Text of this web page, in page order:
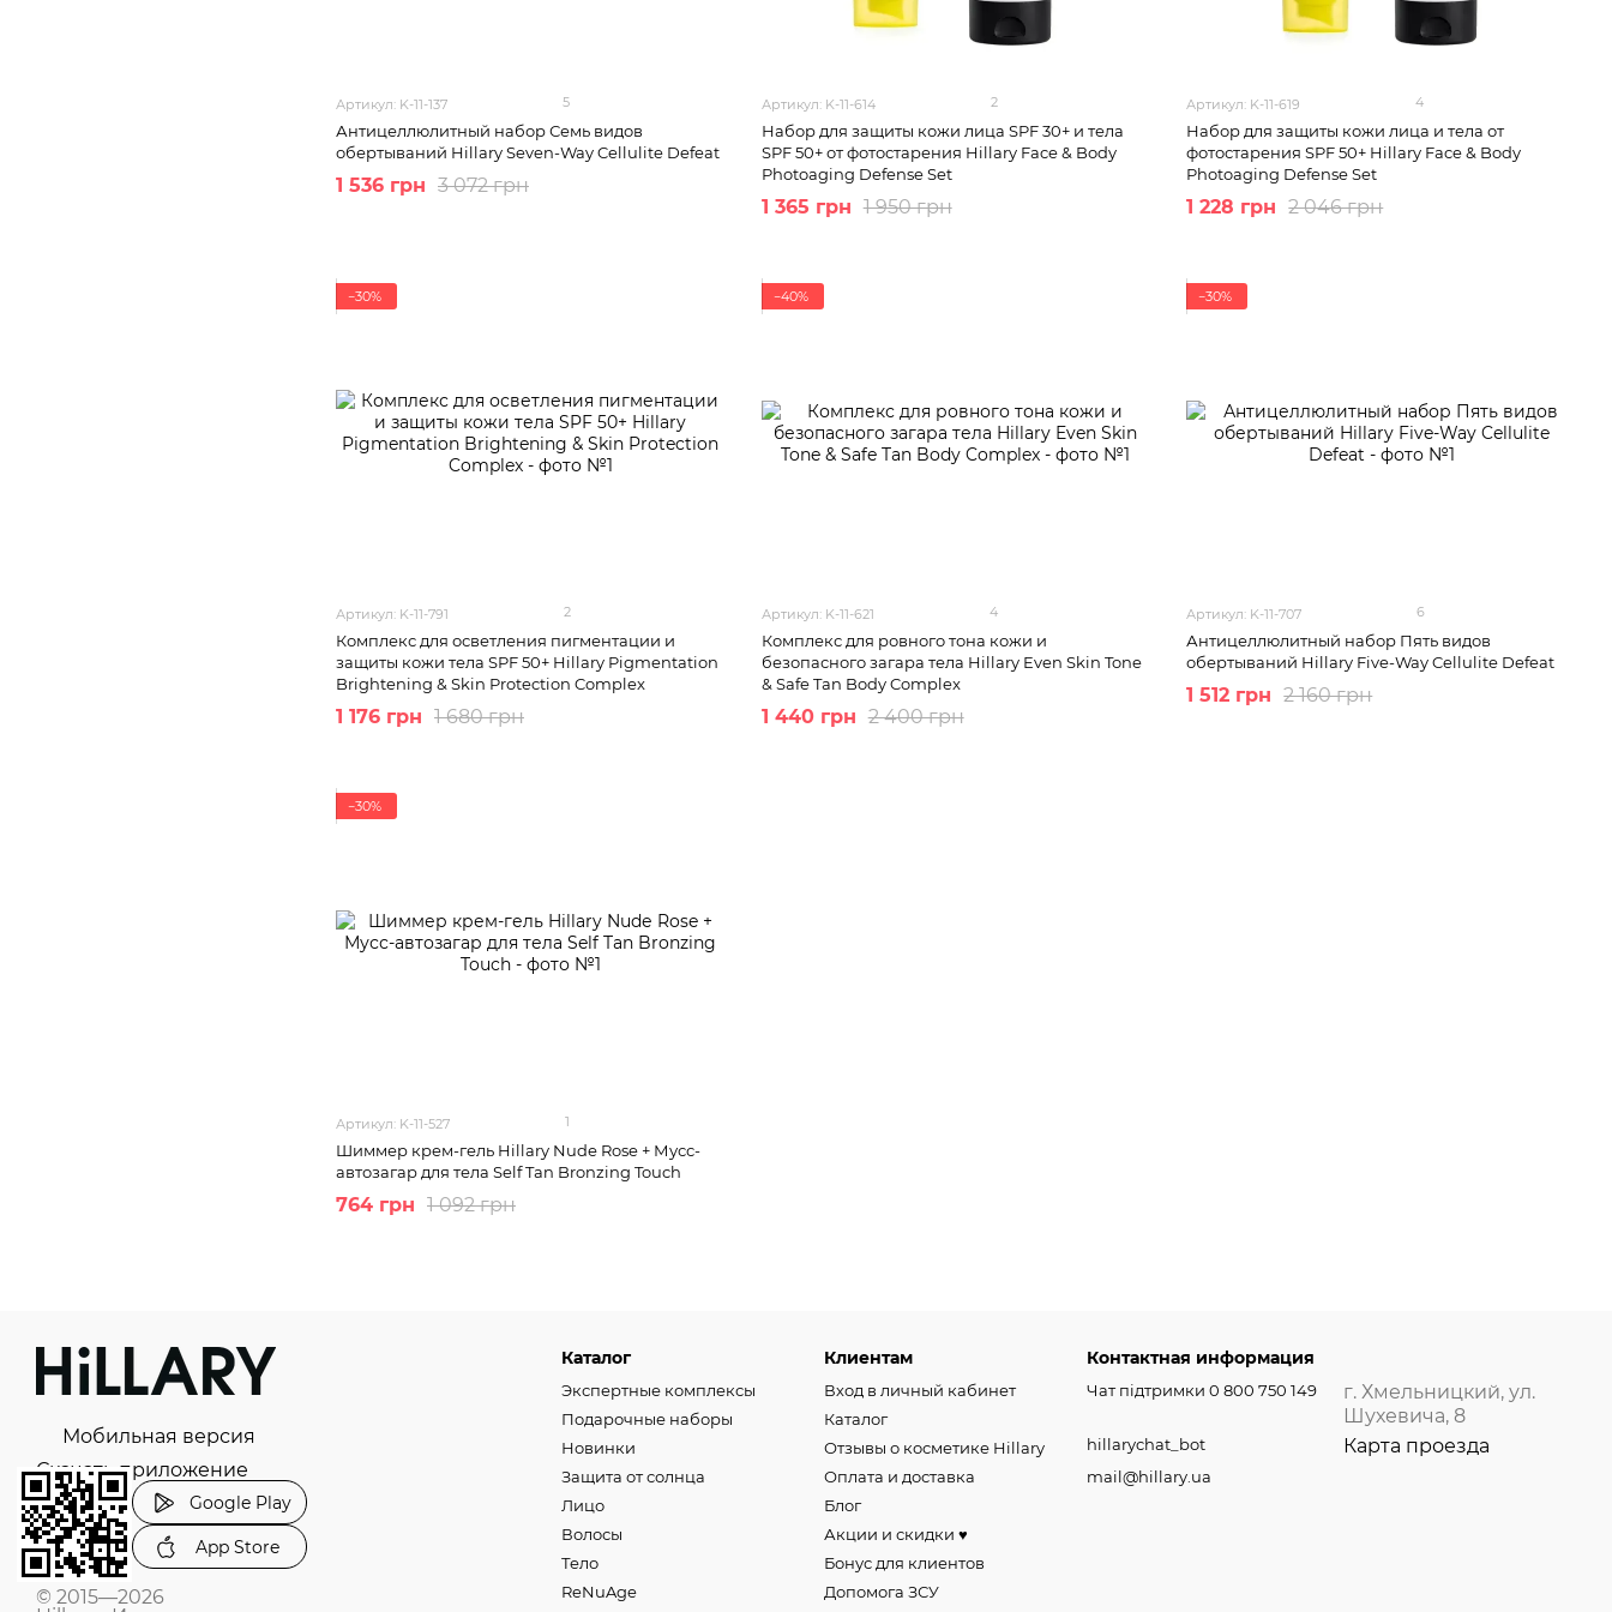
Артикул: K-11-137 5
Антицеллюлитный набор Семь видов
обертываний Hillary Seven-Way Cellulite Defeat
3 072 грн
1 536 грн
Артикул: K-11-614 2
Набор для защиты кожи лица SPF 30+ и тела
SPF 50+ от фотостарения Hillary Face & Body
Photoaging Defense Set
1 950 грн
1 365 грн
Артикул: K-11-619 4
Набор для защиты кожи лица и тела от
фотостарения SPF 50+ Hillary Face & Body
Photoaging Defense Set
2 046 грн
1 228 грн
−30%
Артикул: K-11-791 2
Комплекс для осветления пигментации и
защиты кожи тела SPF 50+ Hillary Pigmentation
Brightening & Skin Protection Complex
1 680 грн
1 176 грн
−40%
Артикул: K-11-621 4
Комплекс для ровного тона кожи и
безопасного загара тела Hillary Even Skin Tone
& Safe Tan Body Complex
2 400 грн
1 440 грн
−30%
Артикул: K-11-707 6
Антицеллюлитный набор Пять видов
обертываний Hillary Five-Way Cellulite Defeat
2 160 грн
1 512 грн
−30%
Артикул: K-11-527 1
Шиммер крем-гель Hillary Nudе Rose + Мусс-
автозагар для тела Self Tan Bronzing Touch
1 092 грн
764 грн
Мобильная версия
Скачать приложение
Google Play
App Store
© 2015—2026
Каталог
Экспертные комплексы
Подарочные наборы
Новинки
Защита от солнца
Лицо
Волосы
Тело
ReNuAge
Клиентам
Вход в личный кабинет
Каталог
Отзывы о косметике Hillary
Оплата и доставка
Блог
Акции и скидки ♥️
Бонус для клиентов
Допомога ЗСУ
Контактная информация
Чат підтримки 0 800 750 149
hillarychat_bot
mail@hillary.ua
г. Хмельницкий, ул.
Шухевича, 8
Карта проезда